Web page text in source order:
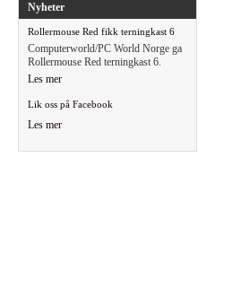
Nyheter
Rollermouse Red fikk terningkast 6
Computerworld/PC World Norge ga
Rollermouse Red terningkast 6.
Les mer
Lik oss på Facebook
Les mer